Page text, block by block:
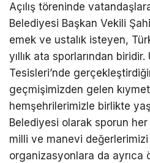
Açılış töreninde
Belediyesi Başkan Vekili
emek ve ustalık isteyen,
yıllık ata sporlarından
Tesisleri’nde
geçmişimizden gelen
hemşehrilerimizle birlikte
Belediyesi olarak sporun her
milli ve manevi
organizasyonlara da ayrıca